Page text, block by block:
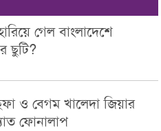
গেল বাংলাদেশে
ছুটি?
ও বেগম খালেদা জিয়ার
ফোনালাপ